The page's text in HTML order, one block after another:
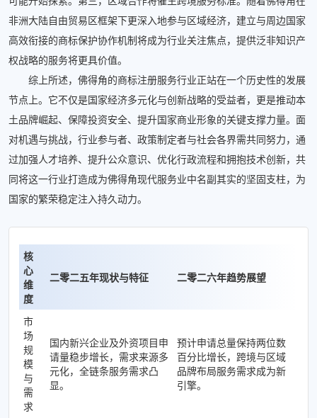
非洲大陆自由贸易区框架下更深入地参与区域经济，建立与周边国家
高效衔接的商标保护协作机制将成为行业关注焦点，提供泛非知识产
权战略的服务将更具价值。
综上所述，佛得角的商标注册服务行业正站在一个历史性的发展
节点上。它不仅是国家经济多元化与创新战略的受益者，更是推动本
土品牌崛起、保障投资安全、提升国家商业形象的关键支撑力量。面
对机遇与挑战，行业参与者、政策制定者与社会各界需共同努力，通
过加强人才培养、提升公众意识、优化行政流程和拥抱技术创新，共
同将这一行业打造成为佛得角现代服务业中名副其实的坚固支柱，为
国家的繁荣稳定注入持久动力。
核
心
维
度
二零二五年现状与特征 二零二六年趋势展望
市
场
规
模
与
需
求
国内新兴企业及外资项目申
请量稳步增长，需求来源多
元化，全链条服务需求凸
显。
预计申请总量保持两位数
百分比增长，跨境与区域
品牌布局服务需求成为新
引擎。